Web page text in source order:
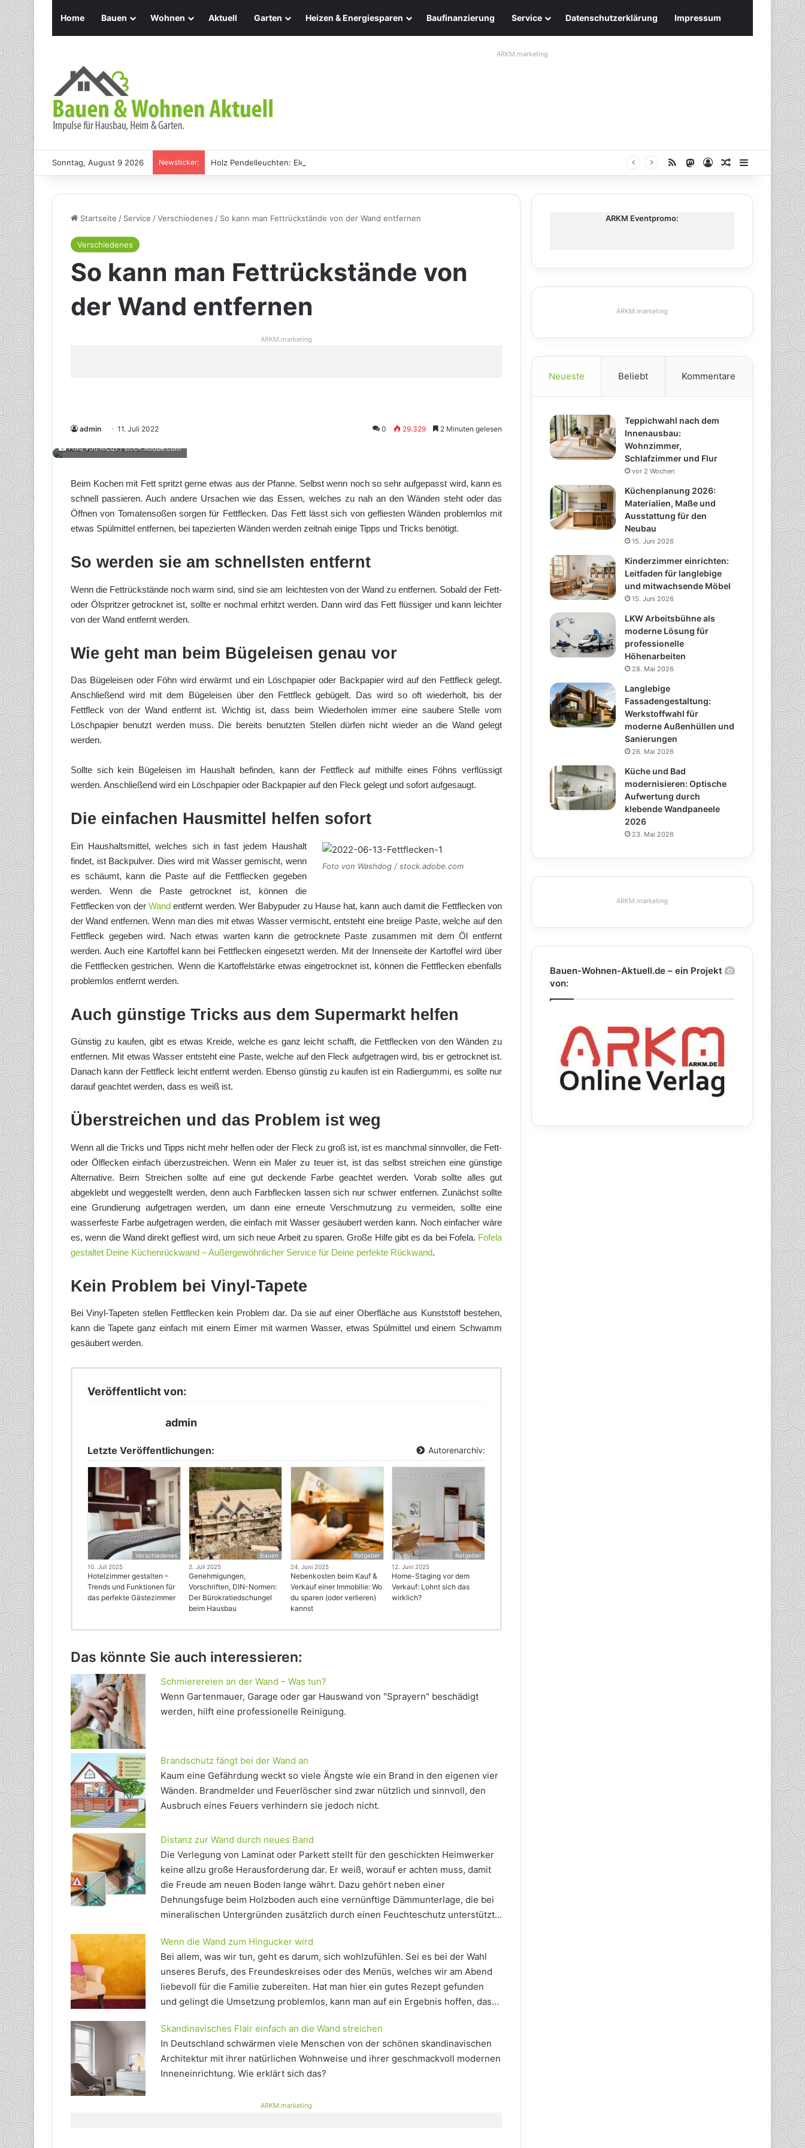
Home Bauen Wohnen Aktuell Garten Heizen & Energiesparen Baufinanzierung Service Datenschutzerklärung Impressum
ARKM.marketing
Sonntag, August 9 2026 Newsticker: Holz Pendelleuchten: Eleganz und Nachhaltigkeit für Ihr Zuhause RSS Mastodon
AnmeldenZufälliger
Startseite / Service /Verschiedenes / So kann man Fettrückstände von der Wand entfernen
Verschiedenes
So kann man Fettrückstände von
der Wand entfernen
ARKM.marketing
admin 11. Juli 2022 0 29.329 2 Minuten gelesen
Foto von focus / stock.adobe.com
Beim Kochen mit Fett spritzt gerne etwas aus der Pfanne. Selbst wenn noch so sehr aufgepasst wird, kann es
schnell passieren. Auch andere Ursachen wie das Essen, welches zu nah an den Wänden steht oder das
Öffnen von Tomatensoßen sorgen für Fettflecken. Das Fett lässt sich von gefliesten Wänden problemlos mit
etwas Spülmittel entfernen, bei tapezierten Wänden werden zeitnah einige Tipps und Tricks benötigt.
So werden sie am schnellsten entfernt
Wenn die Fettrückstände noch warm sind, sind sie am leichtesten von der Wand zu entfernen. Sobald der Fett-
oder Ölspritzer getrocknet ist, sollte er nochmal erhitzt werden. Dann wird das Fett flüssiger und kann leichter
von der Wand entfernt werden.
Wie geht man beim Bügeleisen genau vor
Das Bügeleisen oder Föhn wird erwärmt und ein Löschpapier oder Backpapier wird auf den Fettfleck gelegt.
Anschließend wird mit dem Bügeleisen über den Fettfleck gebügelt. Das wird so oft wiederholt, bis der
Fettfleck von der Wand entfernt ist. Wichtig ist, dass beim Wiederholen immer eine saubere Stelle vom
Löschpapier benutzt werden muss. Die bereits benutzten Stellen dürfen nicht wieder an die Wand gelegt
werden.
Sollte sich kein Bügeleisen im Haushalt befinden, kann der Fettfleck auf mithilfe eines Föhns verflüssigt
werden. Anschließend wird ein Löschpapier oder Backpapier auf den Fleck gelegt und sofort aufgesaugt.
Die einfachen Hausmittel helfen sofort
Foto von Washdog / stock.adobe.com
Ein Haushaltsmittel, welches sich in fast jedem Haushalt
findet, ist Backpulver. Dies wird mit Wasser gemischt, wenn
es schäumt, kann die Paste auf die Fettflecken gegeben
werden. Wenn die Paste getrocknet ist, können die
Fettflecken von der Wandentfernt werden. Wer Babypuder zu Hause hat, kann auch damit die Fettflecken von
der Wand entfernen. Wenn man dies mit etwas Wasser vermischt, entsteht eine breiige Paste, welche auf den
Fettfleck gegeben wird. Nach etwas warten kann die getrocknete Paste zusammen mit dem Öl entfernt
werden. Auch eine Kartoffel kann bei Fettflecken eingesetzt werden. Mit der Innenseite der Kartoffel wird über
die Fettflecken gestrichen. Wenn die Kartoffelstärke etwas eingetrocknet ist, können die Fettflecken ebenfalls
problemlos entfernt werden.
Auch günstige Tricks aus dem Supermarkt helfen
Günstig zu kaufen, gibt es etwas Kreide, welche es ganz leicht schafft, die Fettflecken von den Wänden zu
entfernen. Mit etwas Wasser entsteht eine Paste, welche auf den Fleck aufgetragen wird, bis er getrocknet ist.
Danach kann der Fettfleck leicht entfernt werden. Ebenso günstig zu kaufen ist ein Radiergummi, es sollte nur
darauf geachtet werden, dass es weiß ist.
Überstreichen und das Problem ist weg
Wenn all die Tricks und Tipps nicht mehr helfen oder der Fleck zu groß ist, ist es manchmal sinnvoller, die Fett-
oder Ölflecken einfach überzustreichen. Wenn ein Maler zu teuer ist, ist das selbst streichen eine günstige
Alternative. Beim Streichen sollte auf eine gut deckende Farbe geachtet werden. Vorab sollte alles gut
abgeklebt und weggestellt werden, denn auch Farbflecken lassen sich nur schwer entfernen. Zunächst sollte
eine Grundierung aufgetragen werden, um dann eine erneute Verschmutzung zu vermeiden, sollte eine
wasserfeste Farbe aufgetragen werden, die einfach mit Wasser gesäubert werden kann. Noch einfacher wäre
es, wenn die Wand direkt gefliest wird, um sich neue Arbeit zu sparen. Große Hilfe gibt es da bei Fofela. Fofela
gestaltet Deine Küchenrückwand – Außergewöhnlicher Service für Deine perfekte Rückwand.
Kein Problem bei Vinyl-Tapete
Bei Vinyl-Tapeten stellen Fettflecken kein Problem dar. Da sie auf einer Oberfläche aus Kunststoff bestehen,
kann die Tapete ganz einfach mit einem Eimer mit warmen Wasser, etwas Spülmittel und einem Schwamm
gesäubert werden.
Veröffentlicht von:
admin
Letzte Veröffentlichungen: Autorenarchiv:
Verschiedenes
10. Juli 2025
Hotelzimmer gestalten –
Trends und Funktionen für
das perfekte Gästezimmer
Bauen
2. Juli 2025
Genehmigungen,
Vorschriften, DIN-Normen:
Der Bürokratiedschungel
beim Hausbau
Ratgeber
24. Juni 2025
Nebenkosten beim Kauf &
Verkauf einer Immobilie: Wo
du sparen (oder verlieren)
kannst
Ratgeber
12. Juni 2025
Home-Staging vor dem
Verkauf: Lohnt sich das
wirklich?
Das könnte Sie auch interessieren:
Schmierereien an der Wand – Was tun?
Wenn Gartenmauer, Garage oder gar Hauswand von "Sprayern" beschädigt
werden, hilft eine professionelle Reinigung.
Brandschutz fängt bei der Wand an
Kaum eine Gefährdung weckt so viele Ängste wie ein Brand in den eigenen vier
Wänden. Brandmelder und Feuerlöscher sind zwar nützlich und sinnvoll, den
Ausbruch eines Feuers verhindern sie jedoch nicht.
Distanz zur Wand durch neues Band
Die Verlegung von Laminat oder Parkett stellt für den geschickten Heimwerker
keine allzu große Herausforderung dar. Er weiß, worauf er achten muss, damit
die Freude am neuen Boden lange währt. Dazu gehört neben einer
Dehnungsfuge beim Holzboden auch eine vernünftige Dämmunterlage, die bei
mineralischen Untergründen zusätzlich durch einen Feuchteschutz unterstützt…
Wenn die Wand zum Hingucker wird
Bei allem, was wir tun, geht es darum, sich wohlzufühlen. Sei es bei der Wahl
unseres Berufs, des Freundeskreises oder des Menüs, welches wir am Abend
liebevoll für die Familie zubereiten. Hat man hier ein gutes Rezept gefunden
und gelingt die Umsetzung problemlos, kann man auf ein Ergebnis hoffen, das…
Skandinavisches Flair einfach an die Wand streichen
In Deutschland schwärmen viele Menschen von der schönen skandinavischen
Architektur mit ihrer natürlichen Wohnweise und ihrer geschmackvoll modernen
Inneneinrichtung. Wie erklärt sich das?
ARKM.marketing
ARKM Eventpromo:
ARKM.marketing
Neueste Beliebt Kommentare
Teppichwahl nach dem
Innenausbau:
Wohnzimmer,
Schlafzimmer und Flur
vor 2 Wochen
Küchenplanung 2026:
Materialien, Maße und
Ausstattung für den
Neubau
15. Juni 2026
Kinderzimmer einrichten:
Leitfaden für langlebige
und mitwachsende Möbel
15. Juni 2026
LKW Arbeitsbühne als
moderne Lösung für
professionelle
Höhenarbeiten
28. Mai 2026
Langlebige
Fassadengestaltung:
Werkstoffwahl für
moderne Außenhüllen und
Sanierungen
26. Mai 2026
Küche und Bad
modernisieren: Optische
Aufwertung durch
klebende Wandpaneele
2026
23. Mai 2026
ARKM.marketing
Bauen-Wohnen-Aktuell.de – ein Projekt
von: